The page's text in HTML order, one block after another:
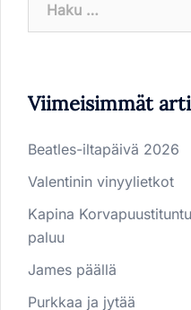
Viimeisimmät
Beatles-iltapäivä 2026
Valentinin vinyylietkot
Kapina
paluu
James päällä
Purkkaa ja jytää